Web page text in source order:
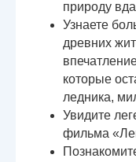
природу
Узнаете
древних
которые
ледника,
Увидите
фильма